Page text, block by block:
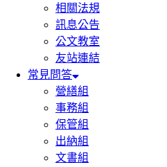
相關法規
訊息公告
公文教室
友站連結
常見問答
營繕組
事務組
保管組
出納組
文書組